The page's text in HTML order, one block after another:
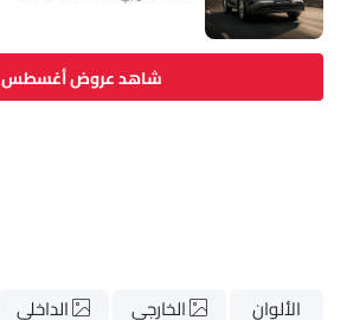
شاهد عروض أغسطس
الألوان الخارجي الداخلي